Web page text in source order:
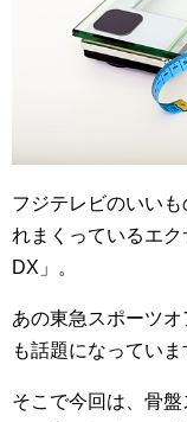
フジテレビのいい
れまくっているエ
DX」。
あの東急スポーツ
も話題になっていま
そこで今回は、骨